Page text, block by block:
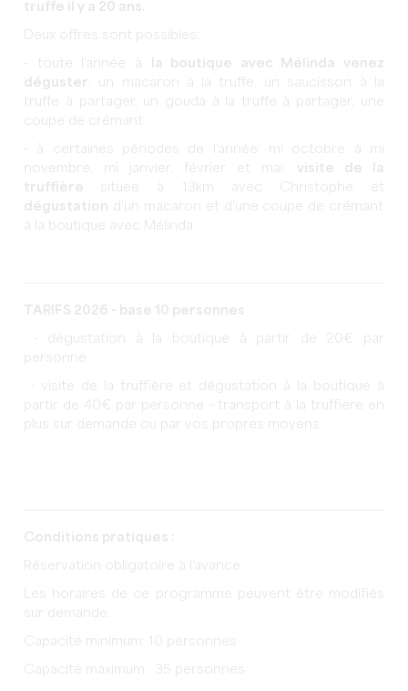
truffe il y a 20 ans.
Deux offres sont possibles:
- toute l'année à
la boutique avec Mélinda venez
déguster : un macaron à la truffe, un saucisson à la
truffe à partager, un gouda à la truffe à partager, une
coupe de crémant
- à certaines périodes de l'année: mi octobre à mi
novembre, mi janvier, février et mai: visite de la
truffière
située à 13km avec Christophe et
dégustation d'un macaron et d'une coupe de crémant
à la boutique avec Mélinda
TARIFS 2026 - b ase 10 personnes
- dégustation à la boutique à partir de 20€ par
personne
- visite de la truffière et dégustation à la boutique à
partir de 40€ par personne - transport à la truffière en
plus sur demande ou par vos propres moyens.
Conditions pratiques :
Réservation obligatoire à l'avance.
Les horaires de ce programme peuvent être modifiés
sur demande.
Capacité minimum: 10 personnes
Capacité maximum : 35 personnes